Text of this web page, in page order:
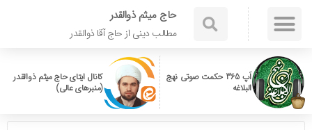
حاج میثم ذوالقدر
مطالب دینی از حاج آقا ذوالقدر
اَپ 365 حکمت صوتی نهج
البلاغه
کانال ایتای حاج میثم ذوالقدر
(منبرهای عالی)